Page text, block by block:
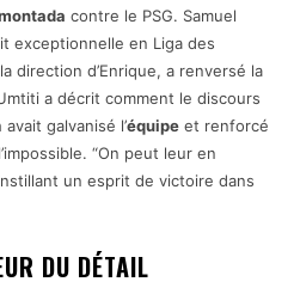
contre le PSG. Samuel
exceptionnelle en Liga des
direction d’Enrique, a renversé la
a décrit comment le discours
galvanisé l’équipe et renforcé
“On peut leur en
un esprit de victoire dans
DU DÉTAIL